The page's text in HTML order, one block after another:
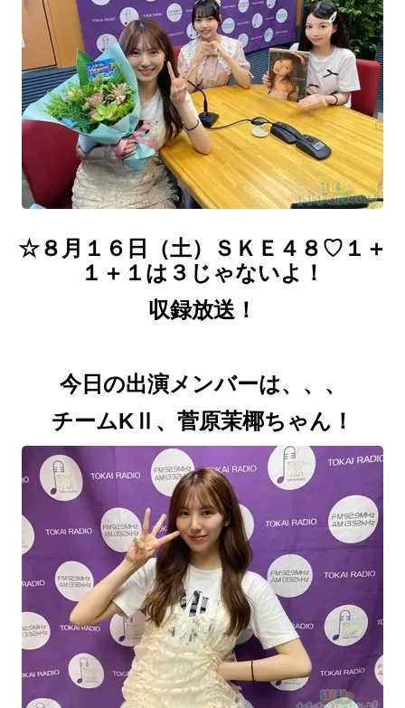
☆８月１６ 日（土）ＳＫＥ４８♡１＋
１＋１は３じゃないよ！
収録放送！
今日の出演メンバーは、、、
チームKⅡ、菅原茉椰ちゃん！